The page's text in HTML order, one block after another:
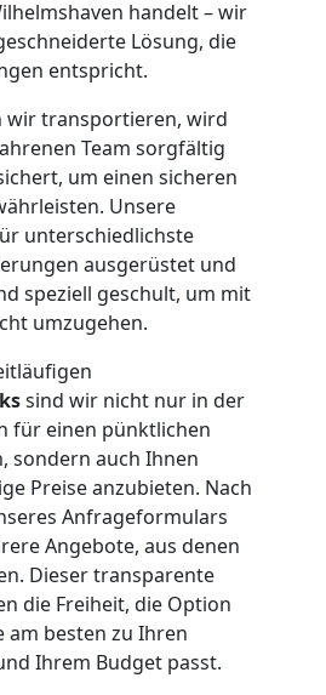
handelt – wir
Lösung, die
entspricht.
wir transportieren, wird
Team sorgfältig
um einen sicheren
Unsere
unterschiedlichste
ausgerüstet und
speziell geschult, um mit
umzugehen.
sind wir nicht nur in der
für einen pünktlichen
sondern auch Ihnen
Preise anzubieten. Nach
Anfrageformulars
Angebote, aus denen
Dieser transparente
die Freiheit, die Option
am besten zu Ihren
Ihrem Budget passt.